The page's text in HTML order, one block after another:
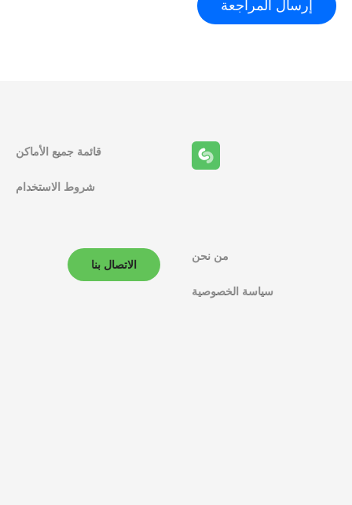
قائمة جميع الأماكن
شروط الاستخدام
من نحن
سياسة الخصوصية
الاتصال بنا